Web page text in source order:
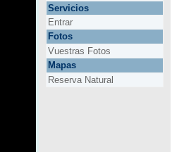
Servicios
Entrar
Fotos
Vuestras Fotos
Mapas
Reserva Natural